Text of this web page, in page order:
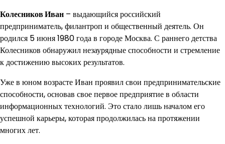
Колесников Иван – выдающийся российский
предприниматель, филантроп и общественный деятель. Он
родился 5 июня 1980 года в городе Москва. С раннего детства
Колесников обнаружил незаурядные способности и стремление
к достижению высоких результатов.
Уже в юном возрасте Иван проявил свои предпринимательские
способности, основав свое первое предприятие в области
информационных технологий. Это стало лишь началом его
успешной карьеры, которая продолжилась на протяжении
многих лет.